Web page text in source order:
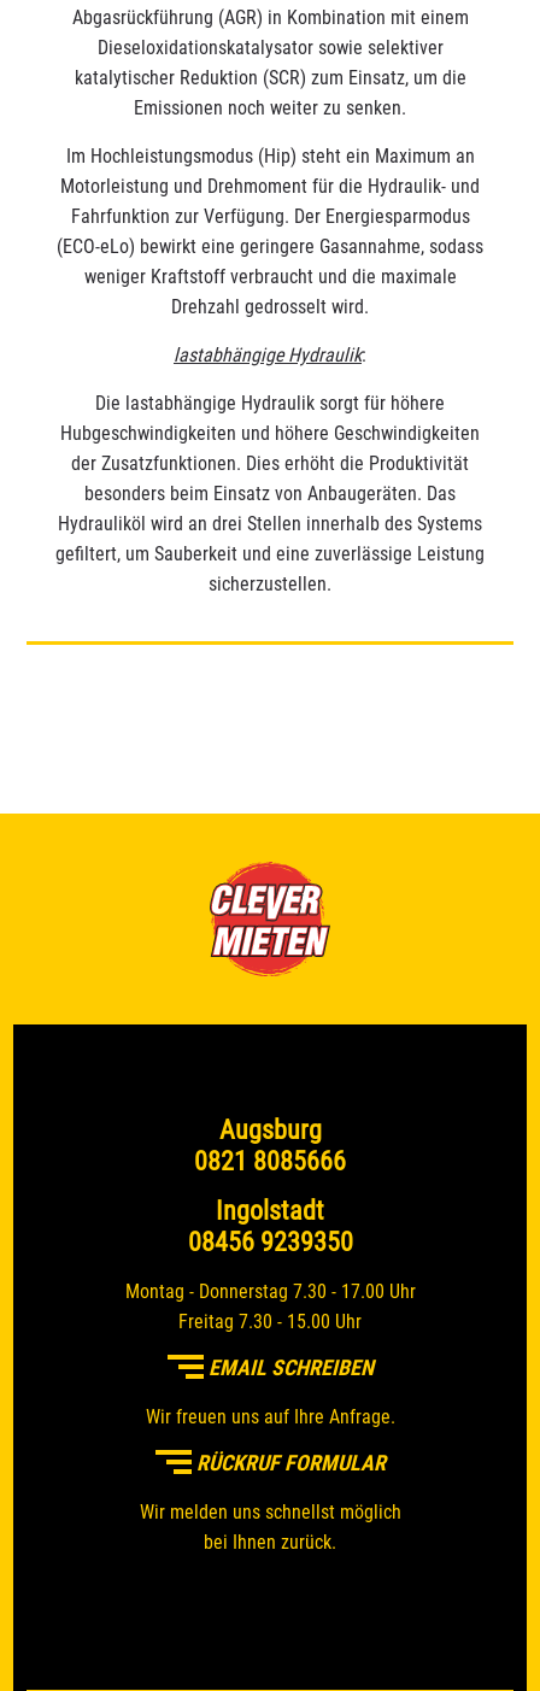
Abgasrückführung (AGR) in Kombination mit einem
Dieseloxidationskatalysator sowie selektiver
katalytischer Reduktion (SCR) zum Einsatz, um die
Emissionen noch weiter zu senken.
Im Hochleistungsmodus (Hip) steht ein Maximum an
Motorleistung und Drehmoment für die Hydraulik- und
Fahrfunktion zur Verfügung. Der Energiesparmodus
(ECO-eLo) bewirkt eine geringere Gasannahme, sodass
weniger Kraftstoff verbraucht und die maximale
Drehzahl gedrosselt wird.
lastabhängige Hydraulik:
Die lastabhängige Hydraulik sorgt für höhere
Hubgeschwindigkeiten und höhere Geschwindigkeiten
der Zusatzfunktionen. Dies erhöht die Produktivität
besonders beim Einsatz von Anbaugeräten. Das
Hydrauliköl wird an drei Stellen innerhalb des Systems
gefiltert, um Sauberkeit und eine zuverlässige Leistung
sicherzustellen.
Augsburg
0821 8085666
Ingolstadt
08456 9239350
Montag - Donnerstag 7.30 - 17.00 Uhr
Freitag 7.30 - 15.00 Uhr
EMAIL SCHREIBEN
Wir freuen uns auf Ihre Anfrage.
RÜCKRUF FORMULAR
Wir melden uns schnellst möglich
bei Ihnen zurück.